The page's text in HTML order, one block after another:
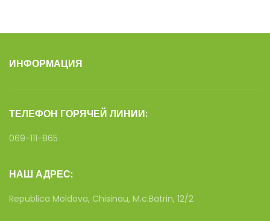
ИНФОРМАЦИЯ
ТЕЛЕФОН ГОРЯЧЕЙ ЛИНИИ:
069-111-865
НАШ АДРЕС:
Republica Moldova, Chisinau, M.c.Batrin, 12/2